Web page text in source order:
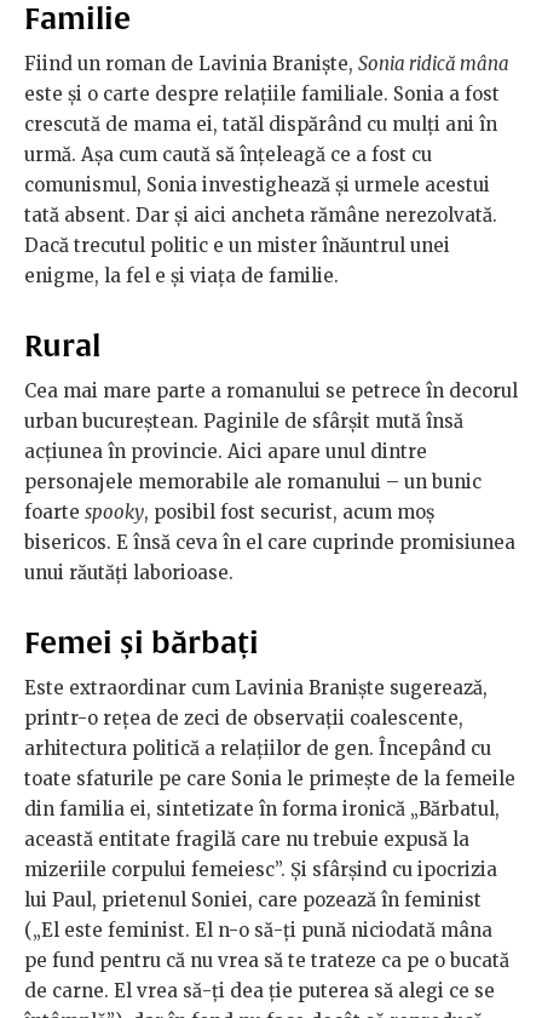
Familie
Fiind un roman de Lavinia Braniște, Sonia ridică mâna
este și o carte despre relațiile familiale. Sonia a fost
crescută de mama ei, tatăl dispărând cu mulți ani în
urmă. Așa cum caută să înțeleagă ce a fost cu
comunismul, Sonia investighează și urmele acestui
tată absent. Dar și aici ancheta rămâne nerezolvată.
Dacă trecutul politic e un mister înăuntrul unei
enigme, la fel e și viața de familie.
Rural
Cea mai mare parte a romanului se petrece în decorul
urban bucureștean. Paginile de sfârșit mută însă
acțiunea în provincie. Aici apare unul dintre
personajele memorabile ale romanului – un bunic
foarte spooky, posibil fost securist, acum moș
bisericos. E însă ceva în el care cuprinde promisiunea
unui răutăți laborioase.
Femei și bărbați
Este extraordinar cum Lavinia Braniște sugerează,
printr-o rețea de zeci de observații coalescente,
arhitectura politică a relațiilor de gen. Începând cu
toate sfaturile pe care Sonia le primește de la femeile
din familia ei, sintetizate în forma ironică „Bărbatul,
această entitate fragilă care nu trebuie expusă la
mizeriile corpului femeiesc”. Și sfârșind cu ipocrizia
lui Paul, prietenul Soniei, care pozează în feminist
(„El este feminist. El n­-o să-­ți pună niciodată mâna
pe fund pentru că nu vrea să te trateze ca pe o bucată
de carne. El vrea să-­ți dea ție puterea să alegi ce se